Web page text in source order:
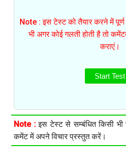
Note : इस टेस्ट को तैयार करने में पूर्ण
भी अगर कोई गलती होती है तो
कराएं।
Start Test
Note :इस टेस्ट से सम्बंधित किसी
कमेंट में अपने विचार प्रस्तुत करें।